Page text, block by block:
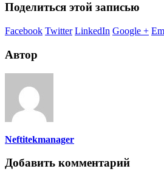
Поделиться этой записью
Facebook Twitter LinkedIn Google +
Автор
Neftitekmanager
Добавить комментарий